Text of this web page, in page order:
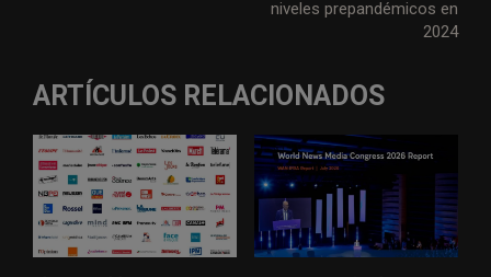
niveles prepandémicos en
2024
ARTÍCULOS RELACIONADOS